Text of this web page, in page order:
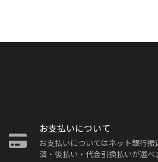
お支払いについて
お支払いについてはネット銀行
済・後払い・代金引換払いが選べ